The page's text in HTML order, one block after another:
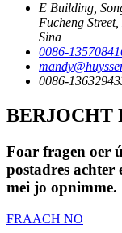
E Building,
Fucheng
Sina
0086-
0086-
BERJOCHT
Foar fragen oer
postadres
mei jo opnimme.
FRAACH NO